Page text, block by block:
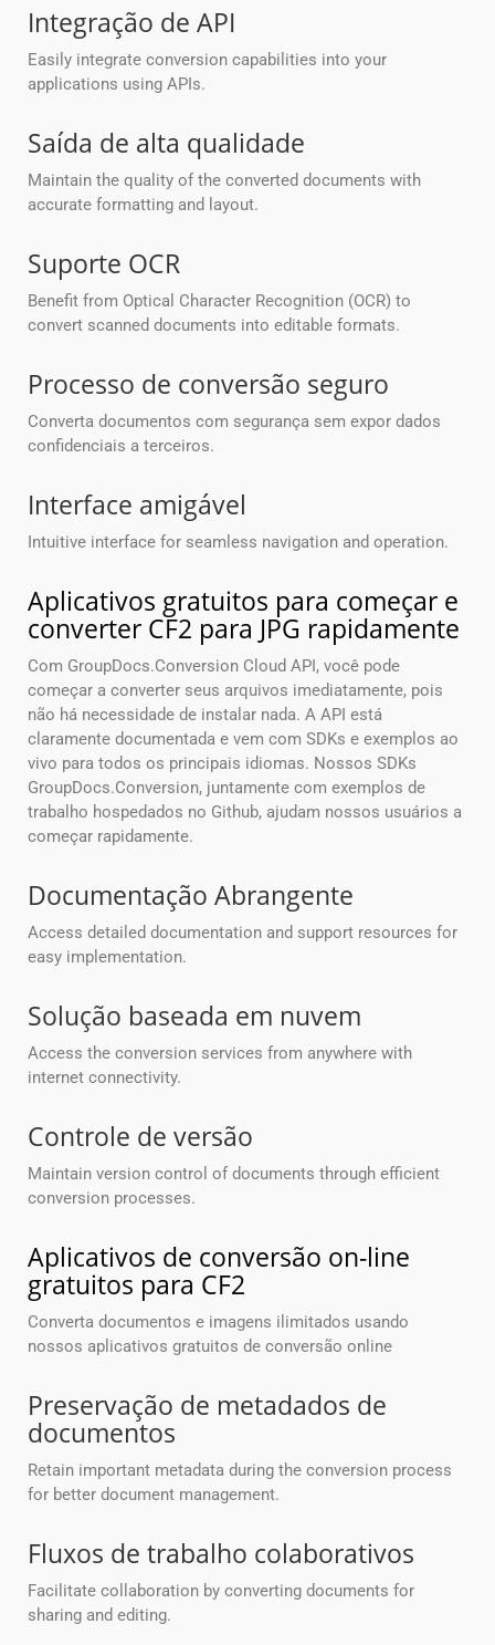
Integração de API
Easily integrate conversion capabilities into your
applications using APIs.
Saída de alta qualidade
Maintain the quality of the converted documents with
accurate formatting and layout.
Suporte OCR
Benefit from Optical Character Recognition (OCR) to
convert scanned documents into editable formats.
Processo de conversão seguro
Converta documentos com segurança sem expor dados
confidenciais a terceiros.
Interface amigável
Intuitive interface for seamless navigation and operation.
Aplicativos gratuitos para começar e
converter CF2 para JPG rapidamente
Com GroupDocs.Conversion Cloud API, você pode
começar a converter seus arquivos imediatamente, pois
não há necessidade de instalar nada. A API está
claramente documentada e vem com SDKs e exemplos ao
vivo para todos os principais idiomas. Nossos SDKs
GroupDocs.Conversion, juntamente com exemplos de
trabalho hospedados no Github, ajudam nossos usuários a
começar rapidamente.
Documentação Abrangente
Access detailed documentation and support resources for
easy implementation.
Solução baseada em nuvem
Access the conversion services from anywhere with
internet connectivity.
Controle de versão
Maintain version control of documents through efficient
conversion processes.
Aplicativos de conversão on-line
gratuitos para CF2
Converta documentos e imagens ilimitados usando
nossos aplicativos gratuitos de conversão online
Preservação de metadados de
documentos
Retain important metadata during the conversion process
for better document management.
Fluxos de trabalho colaborativos
Facilitate collaboration by converting documents for
sharing and editing.